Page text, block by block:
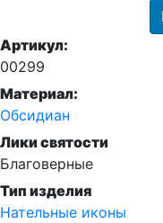
Артикул:
00299
Материал:
Обсидиан
Лики святости
Благоверные
Тип изделия
Нательные иконы